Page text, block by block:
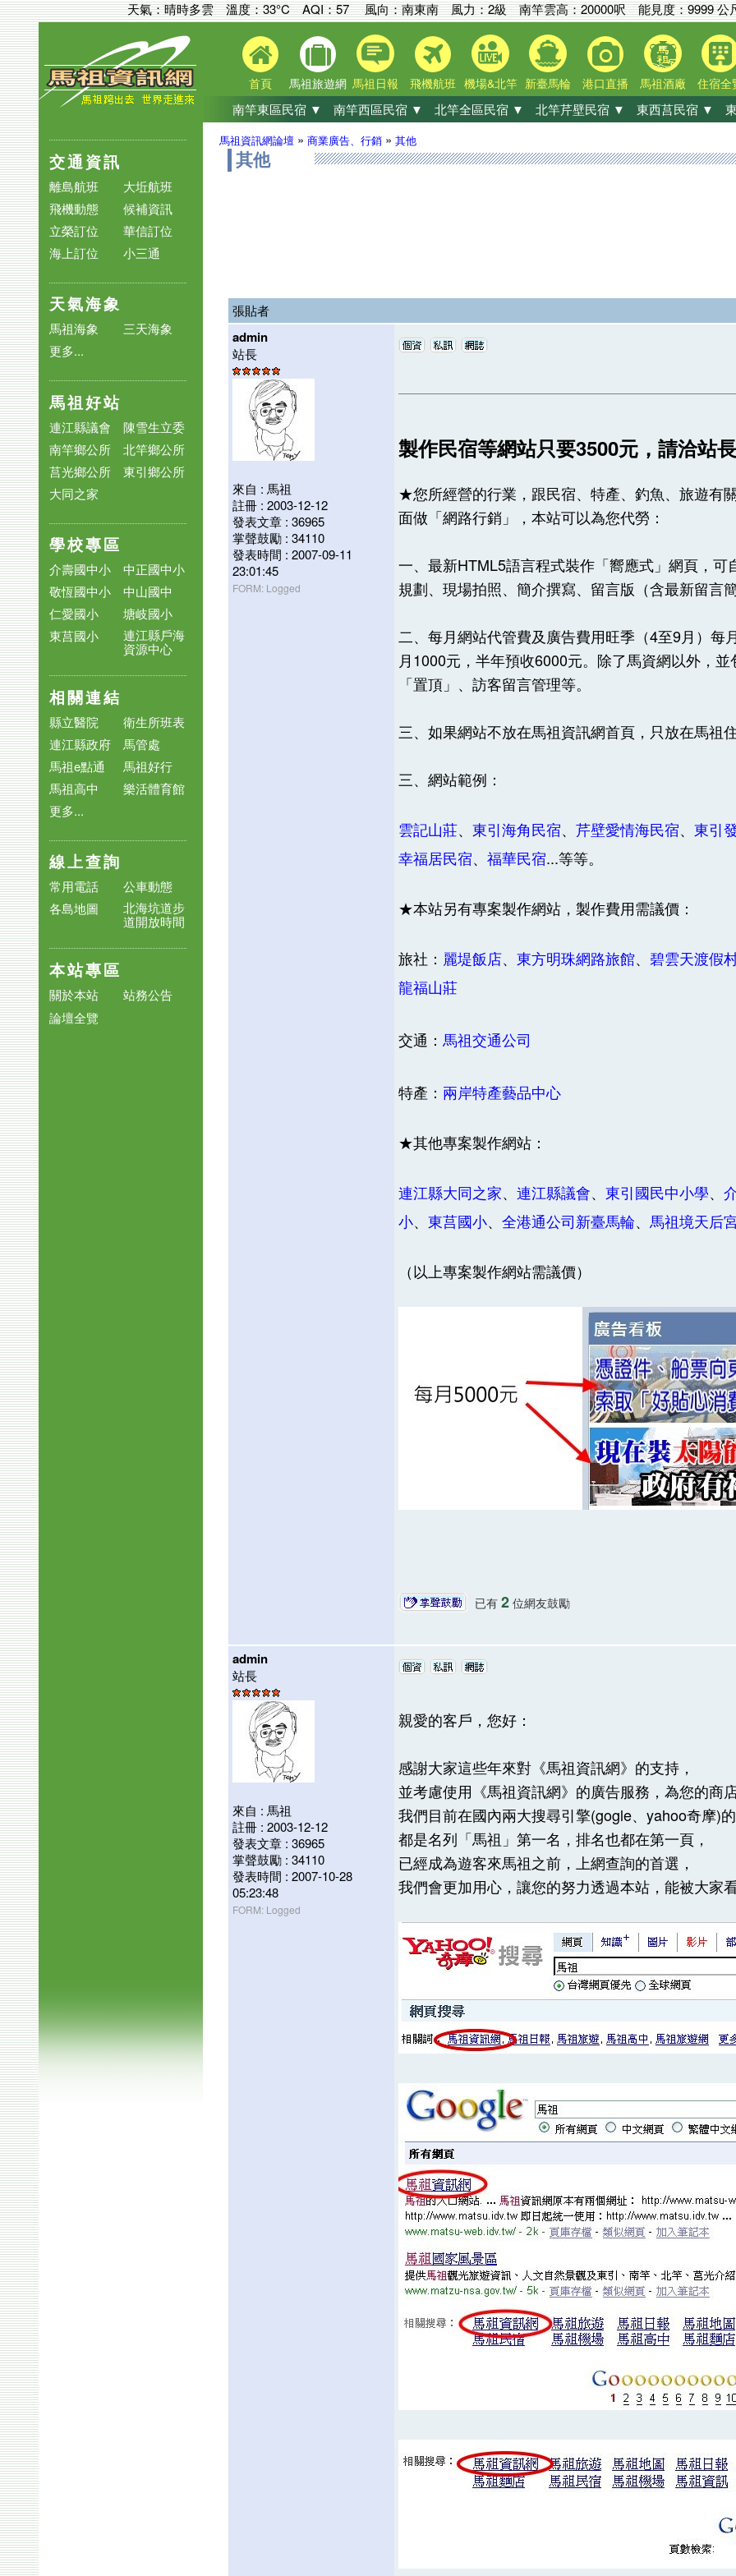
天氣：晴時多雲 溫度：33°CAQI：57 風向：南東南 風力：2級南竿雲高：20000呎能見度：9999 公
首頁 馬祖旅遊網 馬祖日報 飛機航班 機場&北竿 新臺馬輪 港口直播 馬祖酒廠 住宿全
南竿東區民宿 ▼ 南竿西區民宿 ▼ 北竿全區民宿 ▼ 北竿芹壁民宿 ▼ 東西莒民宿 ▼
交通資訊
離島航班
大坵航班
飛機動態
候補資訊
立榮訂位
華信訂位
海上訂位
小三通
天氣海象
馬祖海象
三天海象
更多...
馬祖好站
連江縣議會
陳雪生立委
南竿鄉公所
北竿鄉公所
莒光鄉公所
東引鄉公所
大同之家
學校專區
介壽國中小
中正國中小
敬恆國中小
中山國中
仁愛國小
塘岐國小
東莒國小
連江縣戶海
資源中心
相關連結
縣立醫院
衛生所班表
連江縣政府
馬管處
馬祖e點通
馬祖好行
馬祖高中
樂活體育館
更多...
線上查詢
常用電話
公車動態
各島地圖
北海坑道步
道開放時間
本站專區
關於本站
站務公告
論壇全覽
馬祖資訊網論壇 » 商業廣告、行銷 » 其他
其他
張貼者
admin
站長
來自 : 馬祖
註冊 : 2003-12-12
發表文章 : 36965
掌聲鼓勵 : 34110
發表時間 : 2007-09-11
23:01:45
FORM: Logged
製作民宿等網站只要3500元，請洽站
★您所經營的行業，跟民宿、特產、釣魚、旅遊有
面做「網路行銷」，本站可以為您代勞：
一、最新HTML5語言程式裝作「嚮應式」網頁，
規劃、現場拍照、簡介撰寫、留言版（含最新留言
二、每月網站代管費及廣告費用旺季（4至9月）
月1000元，半年預收6000元。除了馬資網以外，
「置頂」、訪客留言管理等。
三、如果網站不放在馬祖資訊網首頁，只放在馬祖
三、網站範例：
雲記山莊、 東引海角民宿、 芹壁愛情海民宿、 東引
幸福居民宿、 福華民宿...等等。
★本站另有專案製作網站，製作費用需議價：
旅社： 麗堤飯店、 東方明珠網路旅館、 碧雲天渡假
龍福山莊
交通： 馬祖交通公司
特產： 兩岸特產藝品中心
★其他專案製作網站：
連江縣大同之家、 連江縣議會、 東引國民中小學、
小、 東莒國小、 全港通公司新臺馬輪、 馬祖境天后
（以上專案製作網站需議價）
已有 2位網友鼓勵
admin
站長
來自 : 馬祖
註冊 : 2003-12-12
發表文章 : 36965
掌聲鼓勵 : 34110
發表時間 : 2007-10-28
05:23:48
FORM: Logged
親愛的客戶，您好：
感謝大家這些年來對《馬祖資訊網》的支持，
並考慮使用《馬祖資訊網》的廣告服務，為您的商
我們目前在國內兩大搜尋引擎(gogle、yahoo奇摩)
都是名列「馬祖」第一名，排名也都在第一頁，
已經成為遊客來馬祖之前，上網查詢的首選，
我們會更加用心，讓您的努力透過本站，能被大家